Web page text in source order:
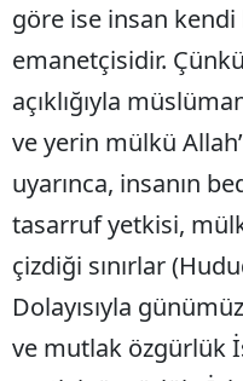
göre ise insan
emanetçisidir.
açıklığıyla
ve yerin mülkü
uyarınca, insanın
tasarruf yetkisi,
çizdiği sınırlar
Dolayısıyla günümüz
ve mutlak özgürlük